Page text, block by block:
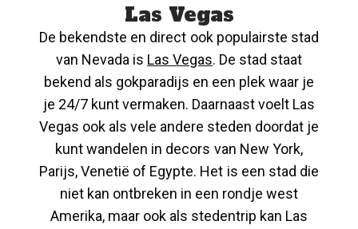
Las Vegas
De bekendste en direct ook populairste stad
van Nevada is Las Vegas. De stad staat
bekend als gokparadijs en een plek waar je
je 24/7 kunt vermaken. Daarnaast voelt Las
Vegas ook als vele andere steden doordat je
kunt wandelen in decors van New York,
Parijs, Venetië of Egypte. Het is een stad die
niet kan ontbreken in een rondje west
Amerika, maar ook als stedentrip kan Las